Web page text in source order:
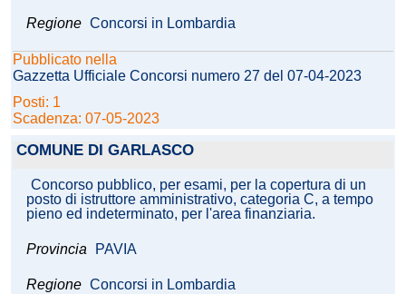
Regione Concorsi in Lombardia
Pubblicato nella
Gazzetta Ufficiale Concorsi numero 27 del 07-04-2023
Posti: 1
Scadenza: 07-05-2023
COMUNE DI GARLASCO
Concorso pubblico, per esami, per la copertura di un
posto di istruttore amministrativo, categoria C, a tempo
pieno ed indeterminato, per l'area finanziaria.
Provincia PAVIA
Regione Concorsi in Lombardia